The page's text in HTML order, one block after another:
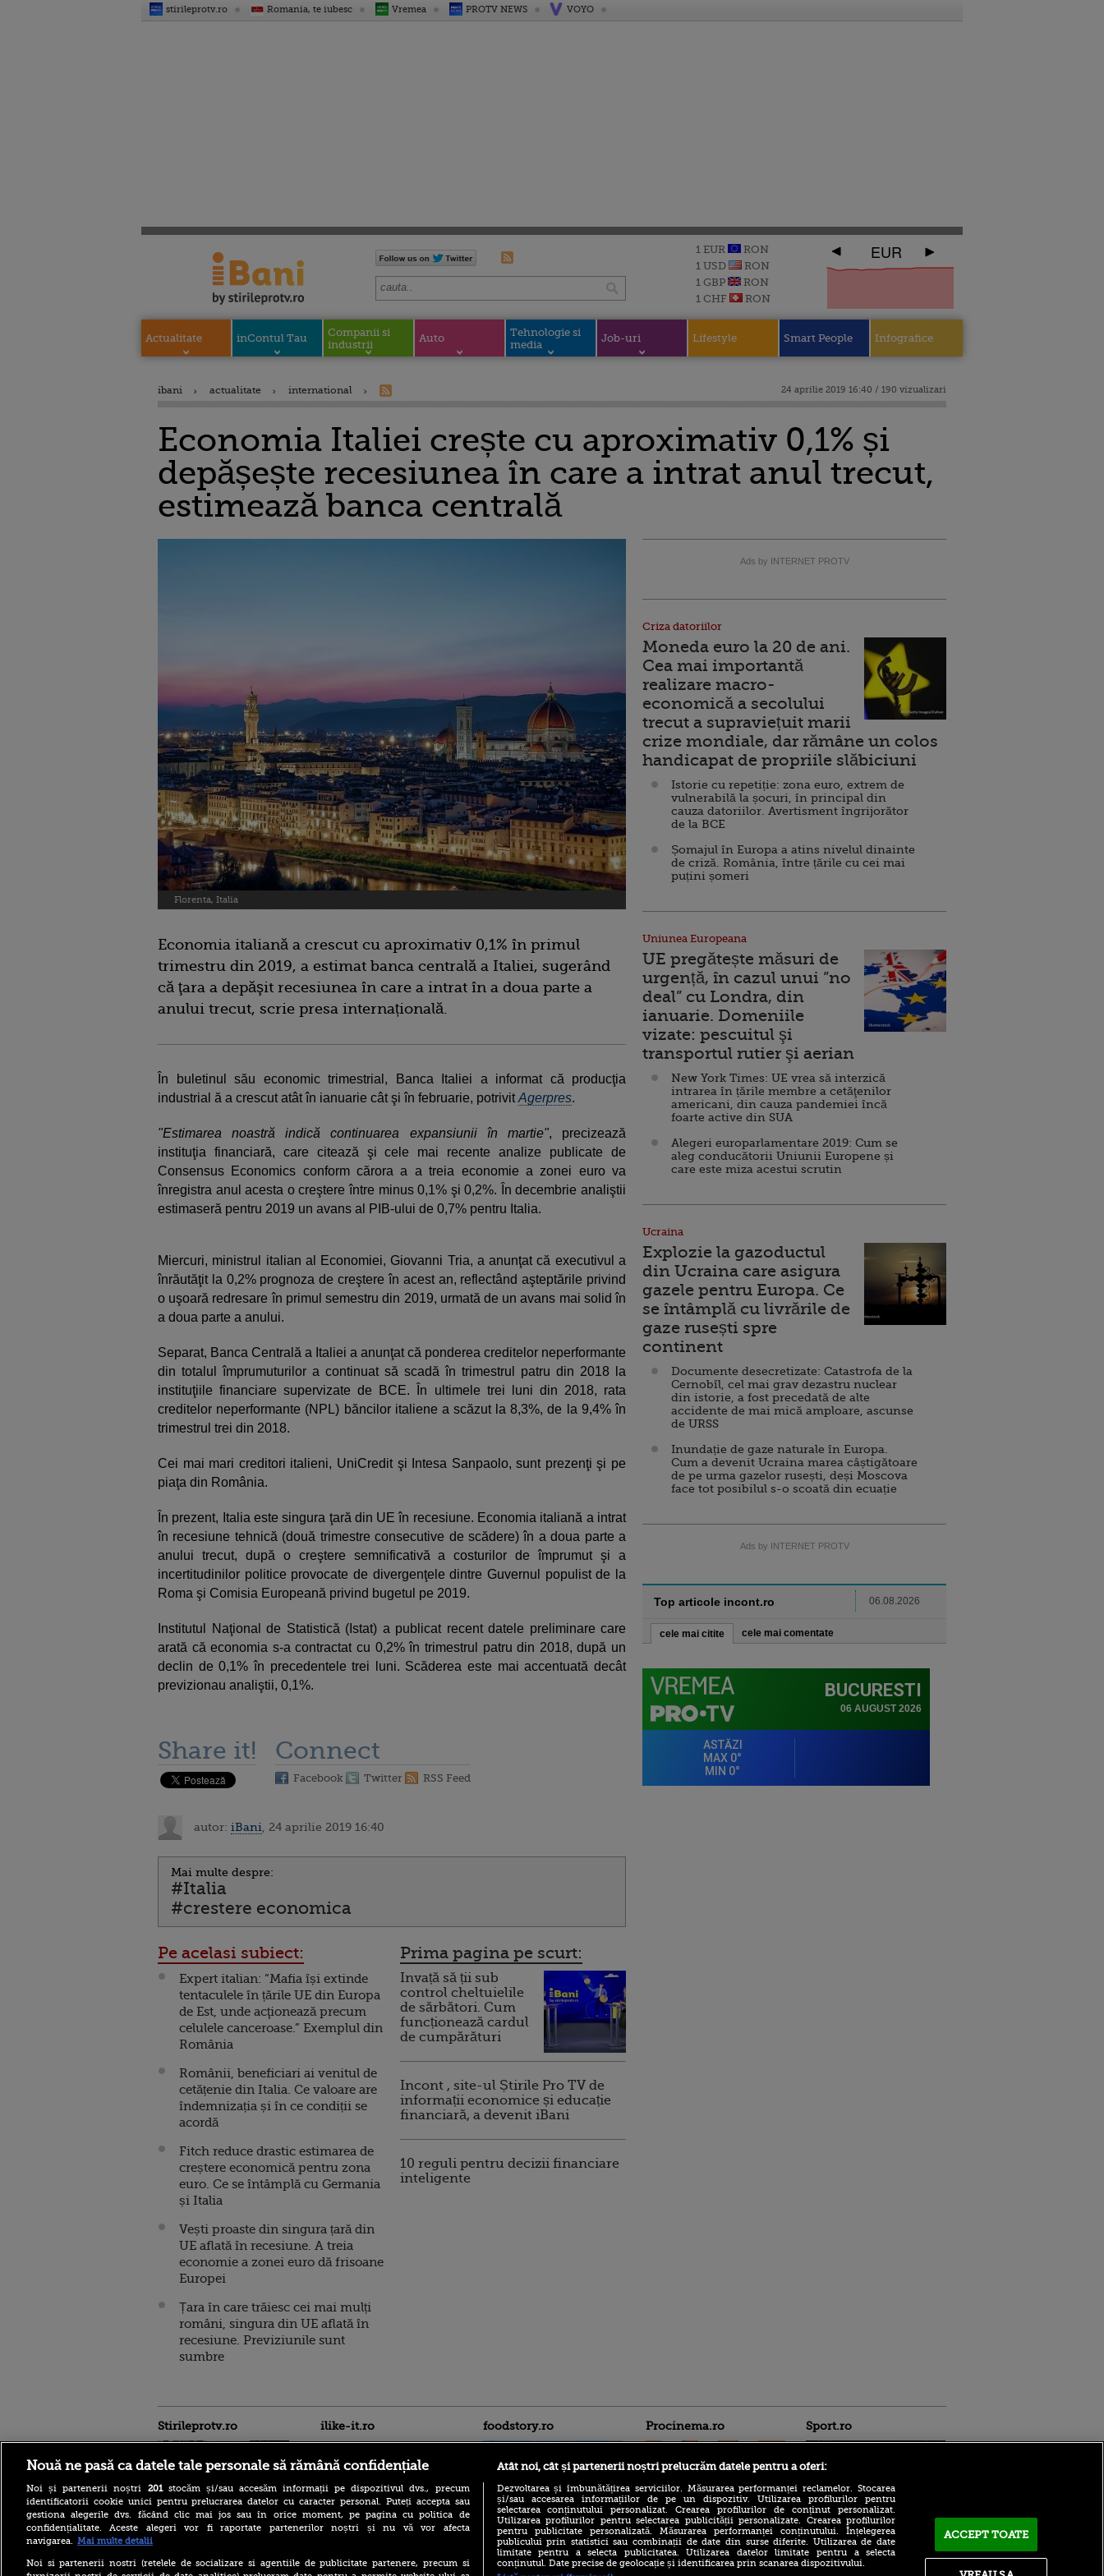
stirileprotv.ro Romania, te iubesc Vremea PROTV NEWS VOYO
1 EUR
RON
1 USD
RON
1 GBP
RON
1 CHF
RON
EUR
Actualitate inContul Tau
Companii si
industrii
Auto
Tehnologie si
media
Job-uri Lifestyle Smart People Infografice
ibani actualitate international 24 aprilie 2019 16:40 / 190 vizualizari
Economia Italiei crește cu aproximativ 0,1% și
depășește recesiunea în care a intrat anul trecut,
estimează banca centrală
Florenta, Italia
Economia italiană a crescut cu aproximativ 0,1% în primul
trimestru din 2019, a estimat banca centrală a Italiei, sugerând
că ţara a depăşit recesiunea în care a intrat în a doua parte a
anului trecut, scrie presa internațională.
În buletinul său economic trimestrial, Banca Italiei a informat că producţia
industrial ă a crescut atât în ianuarie cât şi în februarie, potrivitAgerpres.
"Estimarea noastră indică continuarea expansiunii în martie", precizează
instituţia financiară, care citează şi cele mai recente analize publicate de
Consensus Economics conform cărora a a treia economie a zonei euro va
înregistra anul acesta o creştere între minus 0,1% şi 0,2%. În decembrie analiştii
estimaseră pentru 2019 un avans al PIB-ului de 0,7% pentru Italia.
Miercuri, ministrul italian al Economiei, Giovanni Tria, a anunţat că executivul a
înrăutăţit la 0,2% prognoza de creştere în acest an, reflectând aşteptările privind
o uşoară redresare în primul semestru din 2019, urmată de un avans mai solid în
a doua parte a anului.
Separat, Banca Centrală a Italiei a anunţat că ponderea creditelor neperformante
din totalul împrumuturilor a continuat să scadă în trimestrul patru din 2018 la
instituţiile financiare supervizate de BCE. În ultimele trei luni din 2018, rata
creditelor neperformante (NPL) băncilor italiene a scăzut la 8,3%, de la 9,4% în
trimestrul trei din 2018.
Cei mai mari creditori italieni, UniCredit şi Intesa Sanpaolo, sunt prezenţi şi pe
piaţa din România.
În prezent, Italia este singura ţară din UE în recesiune. Economia italiană a intrat
în recesiune tehnică (două trimestre consecutive de scădere) în a doua parte a
anului trecut, după o creştere semnificativă a costurilor de împrumut şi a
incertitudinilor politice provocate de divergenţele dintre Guvernul populist de la
Roma şi Comisia Europeană privind bugetul pe 2019.
Institutul Naţional de Statistică (Istat) a publicat recent datele preliminare care
arată că economia s-a contractat cu 0,2% în trimestrul patru din 2018, după un
declin de 0,1% în precedentele trei luni. Scăderea este mai accentuată decât
previzionau analiştii, 0,1%.
Share it! Connect
Facebook Twitter RSS Feed
autor: iBani , 24 aprilie 2019 16:40
Mai multe despre:
#Italia
#crestere economica
Pe acelasi subiect:
Expert italian: “Mafia își extinde
tentaculele în țările UE din Europa
de Est, unde acţionează precum
celulele canceroase.” Exemplul din
România
Românii, beneficiari ai venitul de
cetățenie din Italia. Ce valoare are
îndemnizația și în ce condiții se
acordă
Fitch reduce drastic estimarea de
creștere economică pentru zona
euro. Ce se întâmplă cu Germania
și Italia
Vești proaste din singura țară din
UE aflată în recesiune. A treia
economie a zonei euro dă frisoane
Europei
Țara în care trăiesc cei mai mulți
români, singura din UE aflată în
recesiune. Previziunile sunt
sumbre
Prima pagina pe scurt:
Invață să ții sub
control cheltuielile
de sărbători. Cum
funcționează cardul
de cumpărături
Incont , site-ul Știrile Pro TV de
informații economice și educație
financiară, a devenit iBani
10 reguli pentru decizii financiare
inteligente
Ads by INTERNET PROTV
Criza datoriilor
Moneda euro la 20 de ani.
Cea mai importantă
realizare macro-
economică a secolului
trecut a supraviețuit marii
crize mondiale, dar rămâne un colos
handicapat de propriile slăbiciuni
Istorie cu repetiție: zona euro, extrem de
vulnerabilă la șocuri, în principal din
cauza datoriilor. Avertisment îngrijorător
de la BCE
Șomajul în Europa a atins nivelul dinainte
de criză. România, între țările cu cei mai
puțini șomeri
Uniunea Europeana
UE pregătește măsuri de
urgență, în cazul unui ”no
deal” cu Londra, din
ianuarie. Domeniile
vizate: pescuitul şi
transportul rutier şi aerian
New York Times: UE vrea să interzică
intrarea în țările membre a cetăţenilor
americani, din cauza pandemiei încă
foarte active din SUA
Alegeri europarlamentare 2019: Cum se
aleg conducătorii Uniunii Europene și
care este miza acestui scrutin
Ucraina
Explozie la gazoductul
din Ucraina care asigura
gazele pentru Europa. Ce
se întâmplă cu livrările de
gaze rusești spre
continent
Documente desecretizate: Catastrofa de la
Cernobîl, cel mai grav dezastru nuclear
din istorie, a fost precedată de alte
accidente de mai mică amploare, ascunse
de URSS
Inundație de gaze naturale în Europa.
Cum a devenit Ucraina marea câștigătoare
de pe urma gazelor rusești, deși Moscova
face tot posibilul s-o scoată din ecuație
Ads by INTERNET PROTV
Top articole incont.ro 06.08.2026
cele mai citite cele mai comentate
Stirileprotv.ro
merge la piscină în Franța.
ilike-it.ro foodstory.ro
(P) Descoperă Lumea
Evenimentelor din România
cu Transilvania Events!
Procinema.ro
Emoții intense pentru
Sebastian Stan! Iubita lui,
Sport.ro
Zuffa Boxing 10, LIVE pe
VOYO SPORT 1! Românul
Daniel Buciuc are meciul
Nouă ne pasă ca datele tale personale să rămână confidențiale
Noi și partenerii noștri 201stocăm și/sau accesăm informații pe dispozitivul dvs., precum
identificatorii cookie unici pentru prelucrarea datelor cu caracter personal. Puteți accepta sau
gestiona alegerile dvs. făcând clic mai jos sau în orice moment, pe pagina cu politica de
confidențialitate. Aceste alegeri vor fi raportate partenerilor noștri și nu vă vor afecta
navigarea. Mai multe detalii
Noi si partenerii nostri (retelele de socializare si agentiile de publicitate partenere, precum si
Atât noi, cât și partenerii noștri prelucrăm datele pentru a oferi:
Dezvoltarea și îmbunătățirea serviciilor. Măsurarea performanței reclamelor. Stocarea
și/sau accesarea informațiilor de pe un dispozitiv. Utilizarea profilurilor pentru
selectarea conținutului personalizat. Crearea profilurilor de conținut personalizat.
Utilizarea profilurilor pentru selectarea publicității personalizate. Crearea profilurilor
pentru publicitate personalizată. Măsurarea performanței conținutului. Înțelegerea
publicului prin statistici sau combinații de date din surse diferite. Utilizarea de date
limitate pentru a selecta publicitatea. Utilizarea datelor limitate pentru a selecta
conținutul. Date precise de geolocație și identificarea prin scanarea dispozitivului.
ACCEPT TOATE